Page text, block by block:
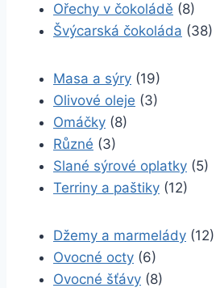
Ořechy v čokoládě (8)
Švýcarská čokoláda (38)
Masa a sýry (19)
Olivové oleje (3)
Omáčky (8)
Různé (3)
Slané sýrové oplatky (5)
Terriny a paštiky (12)
Džemy a marmelády (12)
Ovocné octy (6)
Ovocné šťávy (8)